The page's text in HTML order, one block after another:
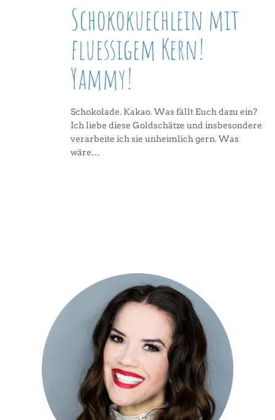
Schokokuechlein mit
fluessigem Kern!
Yammy!
Schokolade. Kakao. Was fällt Euch dazu ein?
Ich liebe diese Goldschätze und insbesondere
verarbeite ich sie unheimlich gern. Was
wäre…